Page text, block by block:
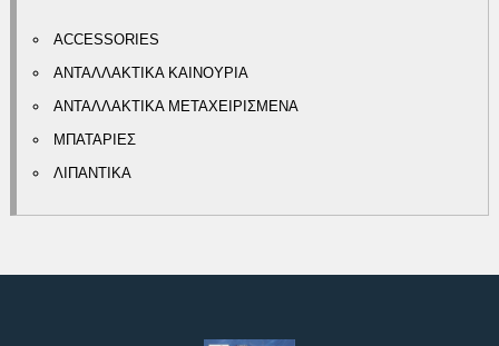
ACCESSORIES
ΑΝΤΑΛΛΑΚΤΙΚΑ ΚΑΙΝΟΥΡΙΑ
ΑΝΤΑΛΛΑΚΤΙΚΑ ΜΕΤΑΧΕΙΡΙΣΜΕΝΑ
ΜΠΑΤΑΡΙΕΣ
ΛΙΠΑΝΤΙΚΑ